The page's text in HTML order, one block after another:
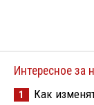
Интересное за
1
Как